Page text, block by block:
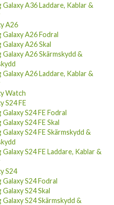
Galaxy A36 Laddare, Kablar &
A26
Galaxy A26 Fodral
Galaxy A26 Skal
Galaxy A26 Skärmskydd &
Galaxy A26 Laddare, Kablar &
Watch
S24 FE
Galaxy S24 FE Fodral
Galaxy S24 FE Skal
Galaxy S24 FE Skärmskydd &
Galaxy S24 FE Laddare, Kablar &
S24
Galaxy S24 Fodral
Galaxy S24 Skal
Galaxy S24 Skärmskydd &